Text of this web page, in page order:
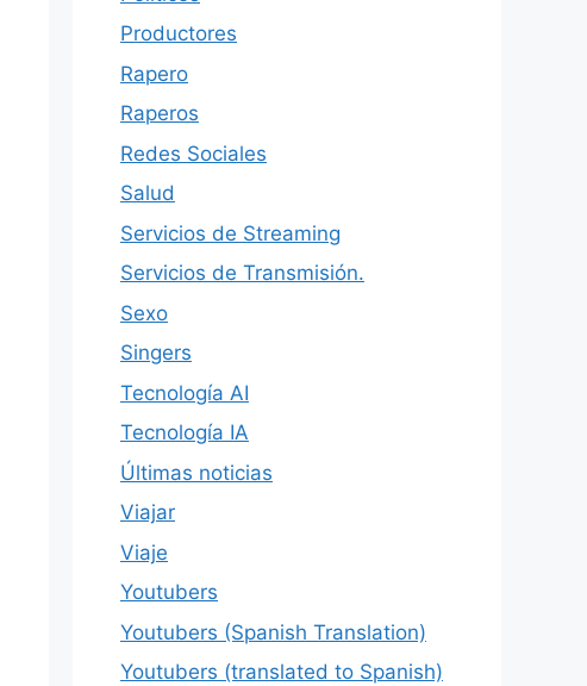
Productores
Rapero
Raperos
Redes Sociales
Salud
Servicios de Streaming
Servicios de Transmisión.
Sexo
Singers
Tecnología AI
Tecnología IA
Últimas noticias
Viajar
Viaje
Youtubers
Youtubers (Spanish Translation)
Youtubers (translated to Spanish)